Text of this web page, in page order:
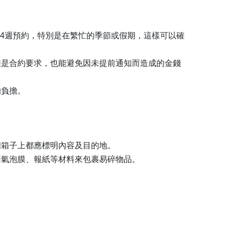
預約，特別是在繁忙的季節或假期，這樣可以確
合約要求，也能避免因未提前通知而造成的金錢
擔。
子上都應標明內容及目的地。
泡膜、報紙等材料來包裹易碎物品。